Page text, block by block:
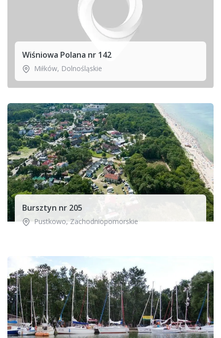
Wiśniowa Polana nr 142
Miłków, Dolnośląskie
Bursztyn nr 205
Pustkowo,Zachodniopomorskie